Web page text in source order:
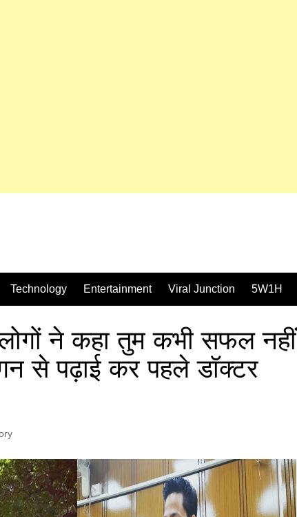
Technology Entertainment Viral Junction 5W1H
ने कहा तुम कभी सफल नहीं
से पढ़ाई कर पहले डॉक्टर